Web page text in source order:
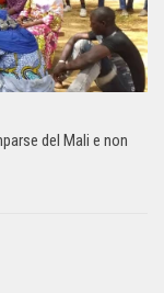
del Mali e non